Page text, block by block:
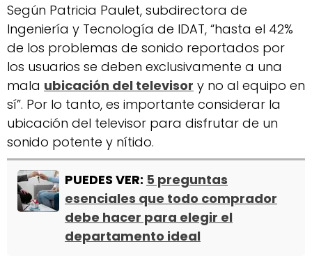
Según Patricia Paulet, subdirectora de
Ingeniería y Tecnología de IDAT, “hasta el 42%
de los problemas de sonido reportados por
los usuarios se deben exclusivamente a una
mala ubicación del televisor y no al equipo en
sí”. Por lo tanto, es importante considerar la
ubicación del televisor para disfrutar de un
sonido potente y nítido.
PUEDES VER: 5 preguntas
esenciales que todo comprador
debe hacer para elegir el
departamento ideal